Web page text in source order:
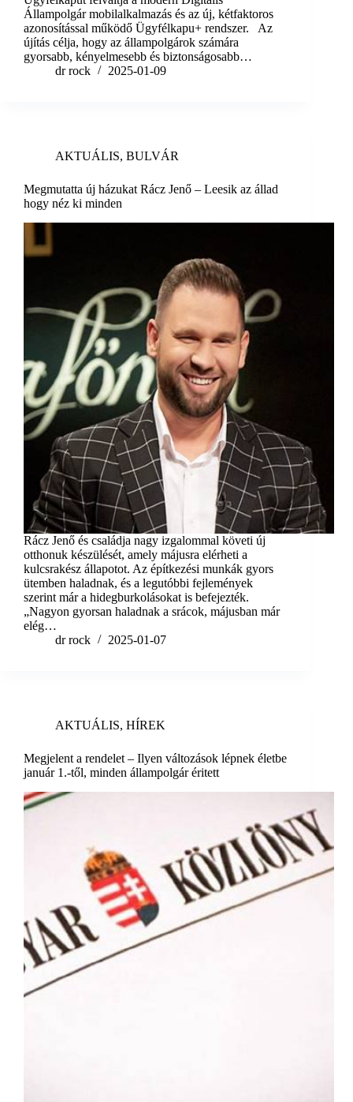
Állampolgár mobilalkalmazás és az új, kétfaktoros
azonosítással működő Ügyfélkapu+ rendszer. Az
újítás célja, hogy az állampolgárok számára
gyorsabb, kényelmesebb és biztonságosabb…
dr rock
2025-01-09
AKTUÁLIS, BULVÁR
Megmutatta új házukat Rácz Jenő – Leesik az állad
hogy néz ki minden
Rácz Jenő és családja nagy izgalommal követi új
otthonuk készülését, amely májusra elérheti a
kulcsrakész állapotot. Az építkezési munkák gyors
ütemben haladnak, és a legutóbbi fejlemények
szerint már a hidegburkolásokat is befejezték.
„Nagyon gyorsan haladnak a srácok, májusban már
elég…
dr rock
2025-01-07
AKTUÁLIS, HÍREK
Megjelent a rendelet – Ilyen változások lépnek életbe
január 1.-től, minden állampolgár éritett